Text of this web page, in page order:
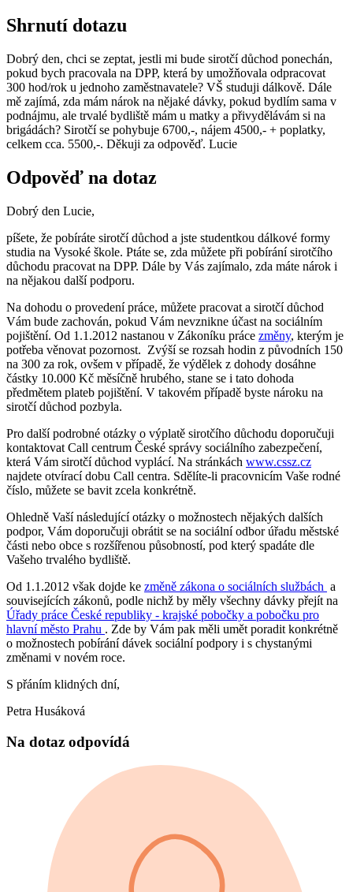
Shrnutí dotazu
Dobrý den, chci se zeptat, jestli mi bude sirotčí důchod ponechán,
pokud bych pracovala na DPP, která by umožňovala odpracovat
300 hod/rok u jednoho zaměstnavatele? VŠ studuji dálkově. Dále
mě zajímá, zda mám nárok na nějaké dávky, pokud bydlím sama v
podnájmu, ale trvalé bydliště mám u matky a přivydělávám si na
brigádách? Sirotčí se pohybuje 6700,-, nájem 4500,- + poplatky,
celkem cca. 5500,-. Děkuji za odpověď. Lucie
Odpověď na dotaz
Dobrý den Lucie,
píšete, že pobíráte sirotčí důchod a jste studentkou dálkové formy
studia na Vysoké škole. Ptáte se, zda můžete při pobírání sirotčího
důchodu pracovat na DPP. Dále by Vás zajímalo, zda máte nárok i
na nějakou další podporu.
Na dohodu o provedení práce, můžete pracovat a sirotčí důchod
Vám bude zachován, pokud Vám nevznikne účast na sociálním
pojištění. Od 1.1.2012 nastanou v Zákoníku práce změny, kterým je
potřeba věnovat pozornost. Zvýší se rozsah hodin z původních 150
na 300 za rok, ovšem v případě, že výdělek z dohody dosáhne
částky 10.000 Kč měsíčně hrubého, stane se i tato dohoda
předmětem plateb pojištění. V takovém případě byste nároku na
sirotčí důchod pozbyla.
Pro další podrobné otázky o výplatě sirotčího důchodu doporučuji
kontaktovat Call centrum České správy sociálního zabezpečení,
která Vám sirotčí důchod vyplácí. Na stránkách www.cssz.cz
najdete otvírací dobu Call centra. Sdělíte-li pracovnicím Vaše rodné
číslo, můžete se bavit zcela konkrétně.
Ohledně Vaší následující otázky o možnostech nějakých dalších
podpor, Vám doporučuji obrátit se na sociální odbor úřadu městské
části nebo obce s rozšířenou působností, pod který spadáte dle
Vašeho trvalého bydliště.
Od 1.1.2012 však dojde ke změně zákona o sociálních službách a
souvisejících zákonů, podle nichž by měly všechny dávky přejít na
Úřady práce České republiky - krajské pobočky a pobočku pro
hlavní město Prahu . Zde by Vám pak měli umět poradit konkrétně
o možnostech pobírání dávek sociální podpory i s chystanými
změnami v novém roce.
S přáním klidných dní,
Petra Husáková
Na dotaz odpovídá